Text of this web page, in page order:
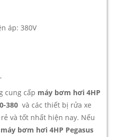
áp: 380V
cung cấp máy bơm hơi 4HP
380 và các thiết bị rửa xe
và tốt nhất hiện nay. Nếu
máy bơm hơi 4HP Pegasus